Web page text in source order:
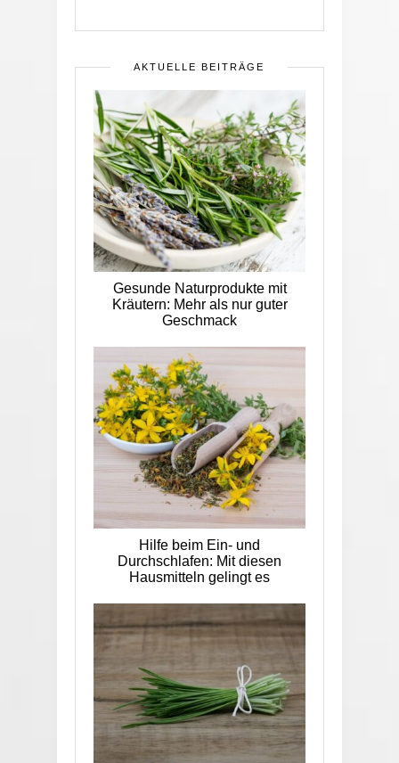
AKTUELLE BEITRÄGE
Gesunde Naturprodukte mit
Kräutern: Mehr als nur guter
Geschmack
Hilfe beim Ein- und
Durchschlafen: Mit diesen
Hausmitteln gelingt es